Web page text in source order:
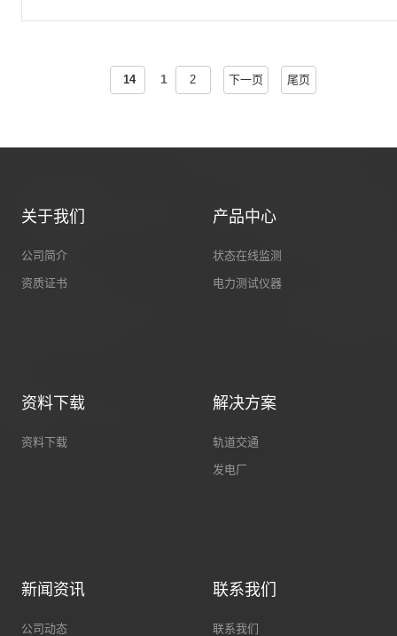
14 1 2 下一页 尾页
关于我们
公司简介
资质证书
产品中心
状态在线监测
电力测试仪器
资料下载
资料下载
解决方案
轨道交通
发电厂
新闻资讯
公司动态
联系我们
联系我们